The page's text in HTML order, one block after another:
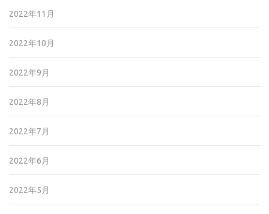
2022年11月
2022年10月
2022年9月
2022年8月
2022年7月
2022年6月
2022年5月